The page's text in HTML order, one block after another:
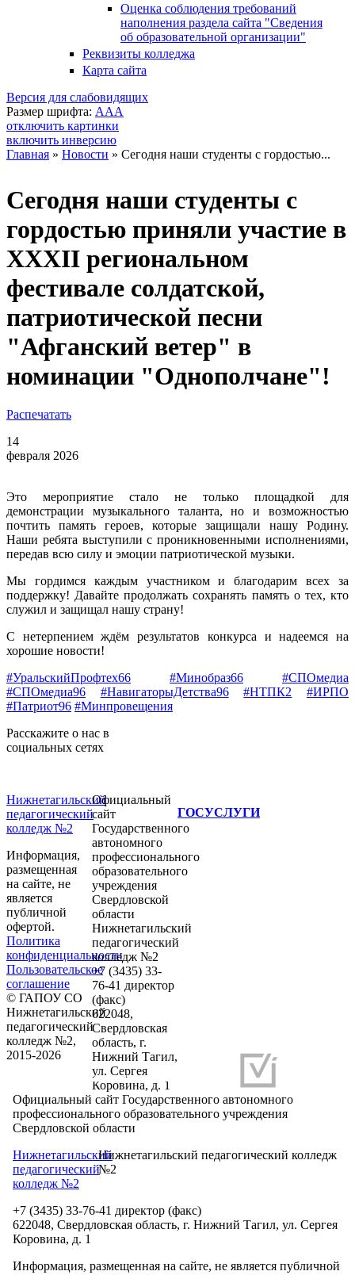
Оценка соблюдения требований
наполнения раздела сайта "Сведения
об образовательной организации"
Реквизиты колледжа
Карта сайта
Версия для слабовидящих
Размер шрифта: AAA
отключить картинки
включить инверсию
Главная » Новости » Сегодня наши студенты с гордостью...
Сегодня наши студенты с
гордостью приняли участие в
XXXII региональном
фестивале солдатской,
патриотической песни
"Афганский ветер" в
номинации "Однополчане"!
Распечатать
14
февраля 2026
Это мероприятие стало не только площадкой для
демонстрации музыкального таланта, но и возможностью
почтить память героев, которые защищали нашу Родину.
Наши ребята выступили с проникновенными исполнениями,
передав всю силу и эмоции патриотической музыки.
Мы гордимся каждым участником и благодарим всех за
поддержку! Давайте продолжать сохранять память о тех, кто
служил и защищал нашу страну!
С нетерпением ждём результатов конкурса и надеемся на
хорошие новости!
#УральскийПрофтех66
#Минобраз66
#СПОмедиа
#СПОмедиа96
#НавигаторыДетства96 #НТПК2
#ИРПО
#Патриот96 #Минпровещения
Расскажите о нас в
социальных сетях
Нижнетагильский
педагогический
колледж №2
Информация,
размещенная
на сайте, не
является
публичной
офертой.
Политика
конфиденциальности
Пользовательское
соглашение
© ГАПОУ СО
Нижнетагильский
педагогический
колледж №2,
2015-2026
Официальный
сайт
Государственного
автономного
профессионального
образовательного
учреждения
Свердловской
области
Нижнетагильский
педагогический
колледж №2
+7 (3435) 33-
76-41 директор
(факс)
622048,
Свердловская
область, г.
Нижний Тагил,
ул. Сергея
Коровина, д. 1
ГОСУСЛУГИ
Разработка и продвижение сайтов
Официальный сайт Государственного автономного
профессионального образовательного учреждения
Свердловской области
Нижнетагильский
педагогический
колледж №2
Нижнетагильский педагогический колледж
№2
+7 (3435) 33-76-41 директор (факс)
622048, Свердловская область, г. Нижний Тагил, ул. Сергея
Коровина, д. 1
Информация, размещенная на сайте, не является публичной